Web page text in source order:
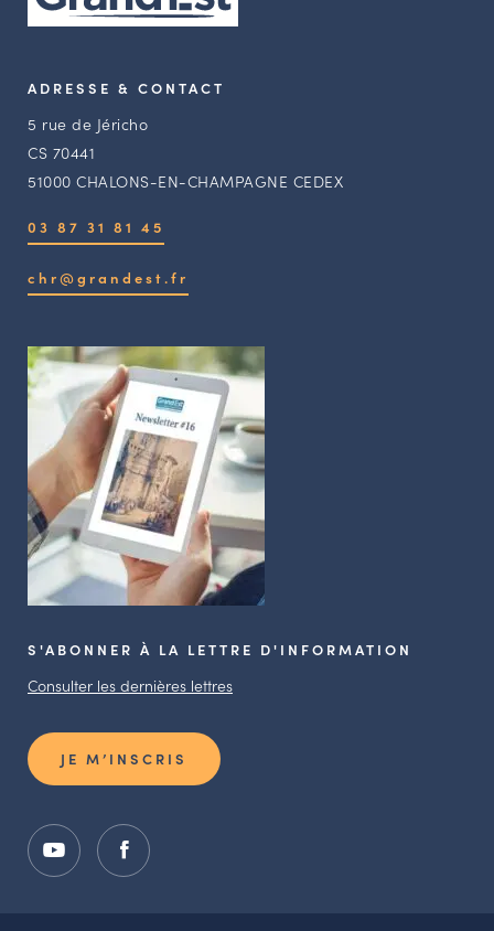
ADRESSE & CONTACT
5 rue de Jéricho
CS 70441
51000 CHALONS-EN-CHAMPAGNE CEDEX
03 87 31 81 45
chr@grandest.fr
S'ABONNER À LA LETTRE D'INFORMATION
Consulter les dernières lettres
JE M’INSCRIS